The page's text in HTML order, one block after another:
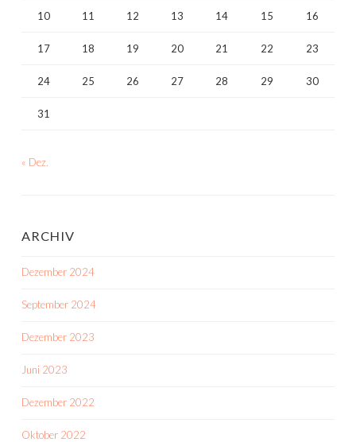
10 11 12 13 14 15 16
17 18 19 20 21 22 23
24 25 26 27 28 29 30
31
« Dez.
ARCHIV
Dezember 2024
September 2024
Dezember 2023
Juni 2023
Dezember 2022
Oktober 2022